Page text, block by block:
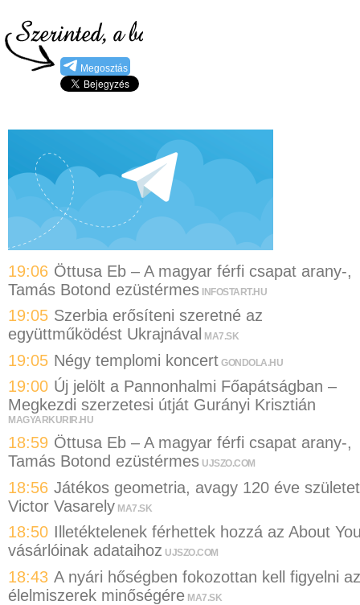
Megosztás
19:06 Öttusa Eb – A magyar férfi csapat arany-,
Tamás Botond ezüstérmes INFOSTART.HU
19:05 Szerbia erősíteni szeretné az
együttműködést Ukrajnával
MA7.SK
19:05 Négy templomi koncert GONDOLA.HU
19:00 Új jelölt a Pannonhalmi Főapátságban –
Megkezdi szerzetesi útját Gurányi Krisztián
MAGYARKURIR.HU
18:59 Öttusa Eb – A magyar férfi csapat arany-,
Tamás Botond ezüstérmes UJSZO.COM
18:56 Játékos geometria, avagy 120 éve
Victor Vasarely MA7.SK
18:50 Illetéktelenek férhettek hozzá az About
vásárlóinak adataihoz UJSZO.COM
18:43 A nyári hőségben fokozottan kell figyelni az
élelmiszerek minőségére MA7.SK